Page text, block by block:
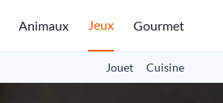
Animaux Jeux Gourmet
Jouet Cuisine